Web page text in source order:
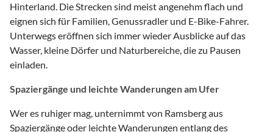
Hinterland. Die Strecken sind meist angenehm flach und
eignen sich für Familien, Genussradler und E-Bike-Fahrer.
Unterwegs eröffnen sich immer wieder Ausblicke auf das
Wasser, kleine Dörfer und Naturbereiche, die zu Pausen
einladen.
Spaziergänge und leichte Wanderungen am Ufer
Wer es ruhiger mag, unternimmt von Ramsberg aus
Spaziergänge oder leichte Wanderungen entlang des